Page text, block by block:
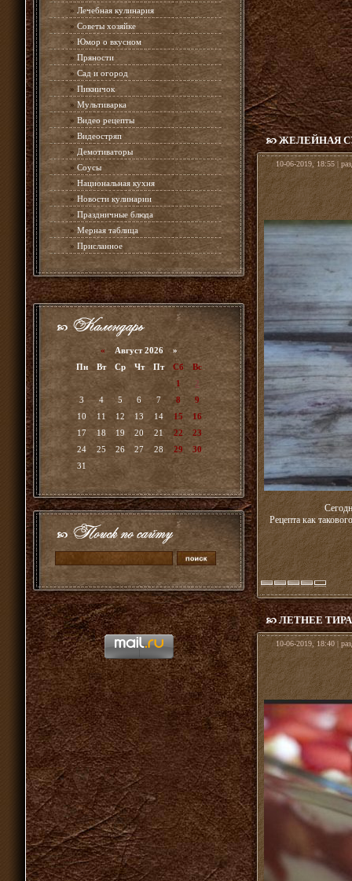
» Лечебная кулинария
» Советы хозяйке
» Юмор о вкусном
» Пряности
» Сад и огород
» Пикничок
» Мультиварка
» Видео рецепты
» Видеостряп
» Демотиваторы
» Соусы
» Национальная кухня
» Новости кулинарии
» Праздничные блюда
» Мерная таблица
» Присланное
« Август 2026 »
Пн
Вт Ср Чт Пт Сб
Вс
1
2
3
4 5 6 7 8
9
10
11 12 13 14 15
16
17
18 19 20 21 22
23
24
25 26 27 28 29
30
31
ЖЕЛЕЙНАЯ
10-06-2019, 18:55 |
Рецепта как
ЛЕТНЕЕ
10-06-2019, 18:40 |